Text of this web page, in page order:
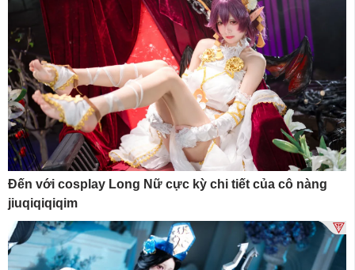
Đến với cosplay Long Nữ cực kỳ chi tiết của cô nàng
jiuqiqiqiqim